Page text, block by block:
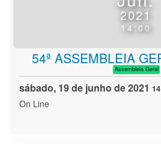
2021
14:00
54ª ASSEMBLEIA
Assembleia Geral
sábado, 19 de junho de 2021
On Line